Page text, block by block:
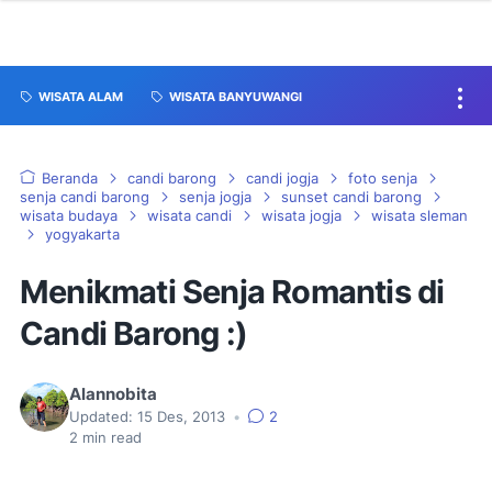
WISATA ALAM WISATA BANYUWANGI
Beranda candi barong candi jogja
foto senja
senja candi barong
senja jogja
sunset candi barong
wisata budaya
wisata candi wisata jogja
wisata sleman
yogyakarta
Menikmati Senja Romantis di
Candi Barong :)
Alannobita
Updated: 15 Des, 2013 •
2
2 min read